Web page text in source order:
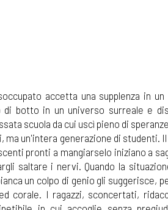
accetta una supplenza in
botto in un universo surreale e
scuola da cui uscì pieno di
ma un'intera generazione di studenti.
pronti a mangiarselo iniziano a
saltare i nervi. Quando la
un colpo di genio gli suggerisce,
corale. I ragazzi, sconcertati,